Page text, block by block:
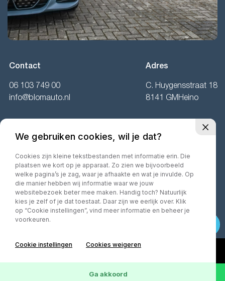
Contact
06 103 749 00
info@blomauto.nl
Adres
C. Huygensstraat 18
8141 GMHeino
Di t/m vr:
09.00 tot 17.00 uur.
Za:
10.00 tot 16.00 uur.
©2026· MorgenInternet Algemene voorwaarden
We gebruiken cookies, wil je dat?
Cookies zijn kleine tekstbestanden met informatie erin. Die
plaatsen we kort op je apparaat. Zo zien we bijvoorbeeld
welke pagina’s je zag, waar je afhaakte en wat je invulde. Op
die manier hebben wij informatie waar we jouw
websitebezoek beter mee maken. Handig toch? Natuurlijk
kies je zelf of je dat toestaat. Daar zijn we eerlijk over. Klik
op “Cookie instellingen”, vind meer informatie en beheer je
voorkeuren.
Cookie instellingen Cookies weigeren
Ga akkoord